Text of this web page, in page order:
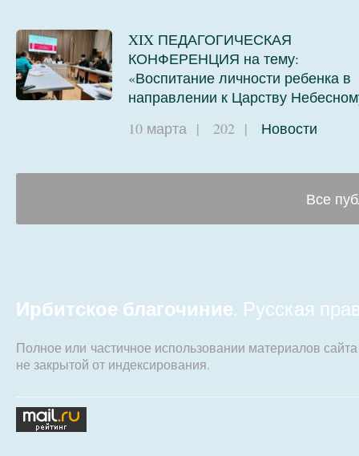
XIX ПЕДАГОГИЧЕСКАЯ
КОНФЕРЕНЦИЯ на тему:
«Воспитание личности ребенка в
направлении к Царству
10 марта | 202 | Новости
Все
Ирбитское благочиние. Русская
Полное или частичное использовании материалов
не закрытой от индексирования.